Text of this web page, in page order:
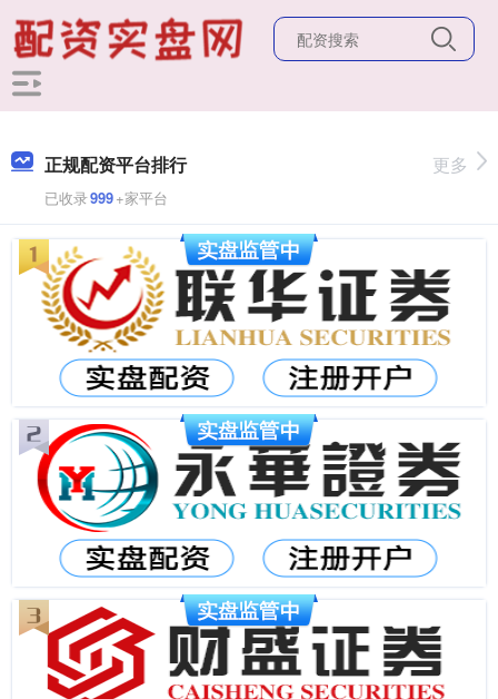
正规配资平台排行
已收录999+家平台
更多